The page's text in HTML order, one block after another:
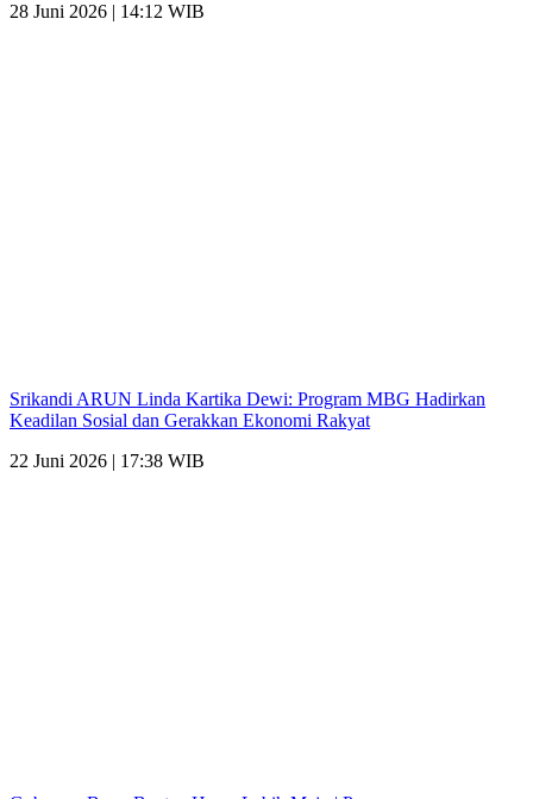
28 Juni 2026 | 14:12 WIB
Srikandi ARUN Linda Kartika Dewi: Program MBG Hadirkan
Keadilan Sosial dan Gerakkan Ekonomi Rakyat
22 Juni 2026 | 17:38 WIB